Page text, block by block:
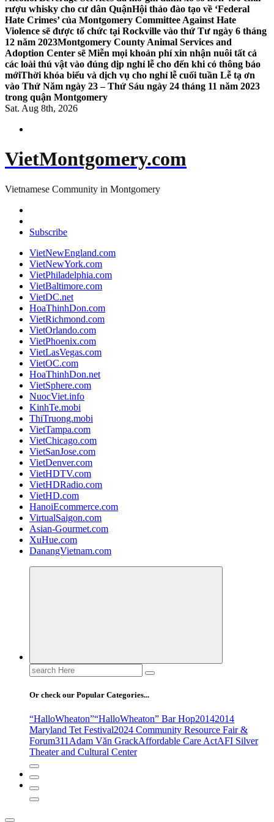
rượu whisky cho cư dân QuậnHội thảo đào tạo về ‘Federal
Hate Crimes’ của Montgomery Committee Against Hate
Violence sẽ được tổ chức tại Rockville vào thứ Tư ngày 6 tháng
12 năm 2023Montgomery County Animal Services and
Adoption Center sẽ Miễn mọi khoản phí xin nhận nuôi tất cả
các loài thú vật vào đúng dịp nghỉ lễ cho đến khi có thông báo
mớiThời khóa biểu và dịch vụ cho nghỉ lễ cuối tuần Lễ tạ ơn
vào Thứ Năm ngày 23 – Thứ Sáu ngày 24 tháng 11 năm 2023
trong quận Montgomery
Sat. Aug 8th, 2026
VietMontgomery.com
Vietnamese Community in Montgomery
Subscribe
VietNewEngland.com
VietNewYork.com
VietPhiladelphia.com
VietBaltimore.com
VietDC.net
HoaThinhDon.com
VietRichmond.com
VietOrlando.com
VietPhoenix.com
VietLasVegas.com
VietOC.com
HoaThinhDon.net
VietSphere.com
NuocViet.info
KinhTe.mobi
ThiTruong.mobi
VietTampa.com
VietChicago.com
VietSanJose.com
VietDenver.com
VietHDTV.com
VietHDRadio.com
VietHD.com
HanoiEcommerce.com
VirtualSaigon.com
Asian-Gourmet.com
XuHue.com
DanangVietnam.com
Search
for:
Or check our Popular Categories...
“HalloWheaton”“HalloWheaton” Bar Hop20142014
Maryland Tet Festival2024 Community Resource Fair &
Forum311 Adam Văn GrackAffordable Care ActAFI Silver
Theater and Cultural Center